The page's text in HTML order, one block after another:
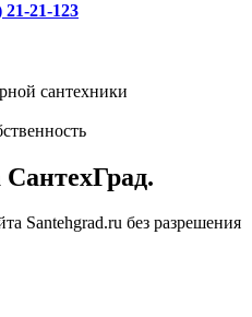
21-21-123
сантехники
Santehgrad.ru без разрешения